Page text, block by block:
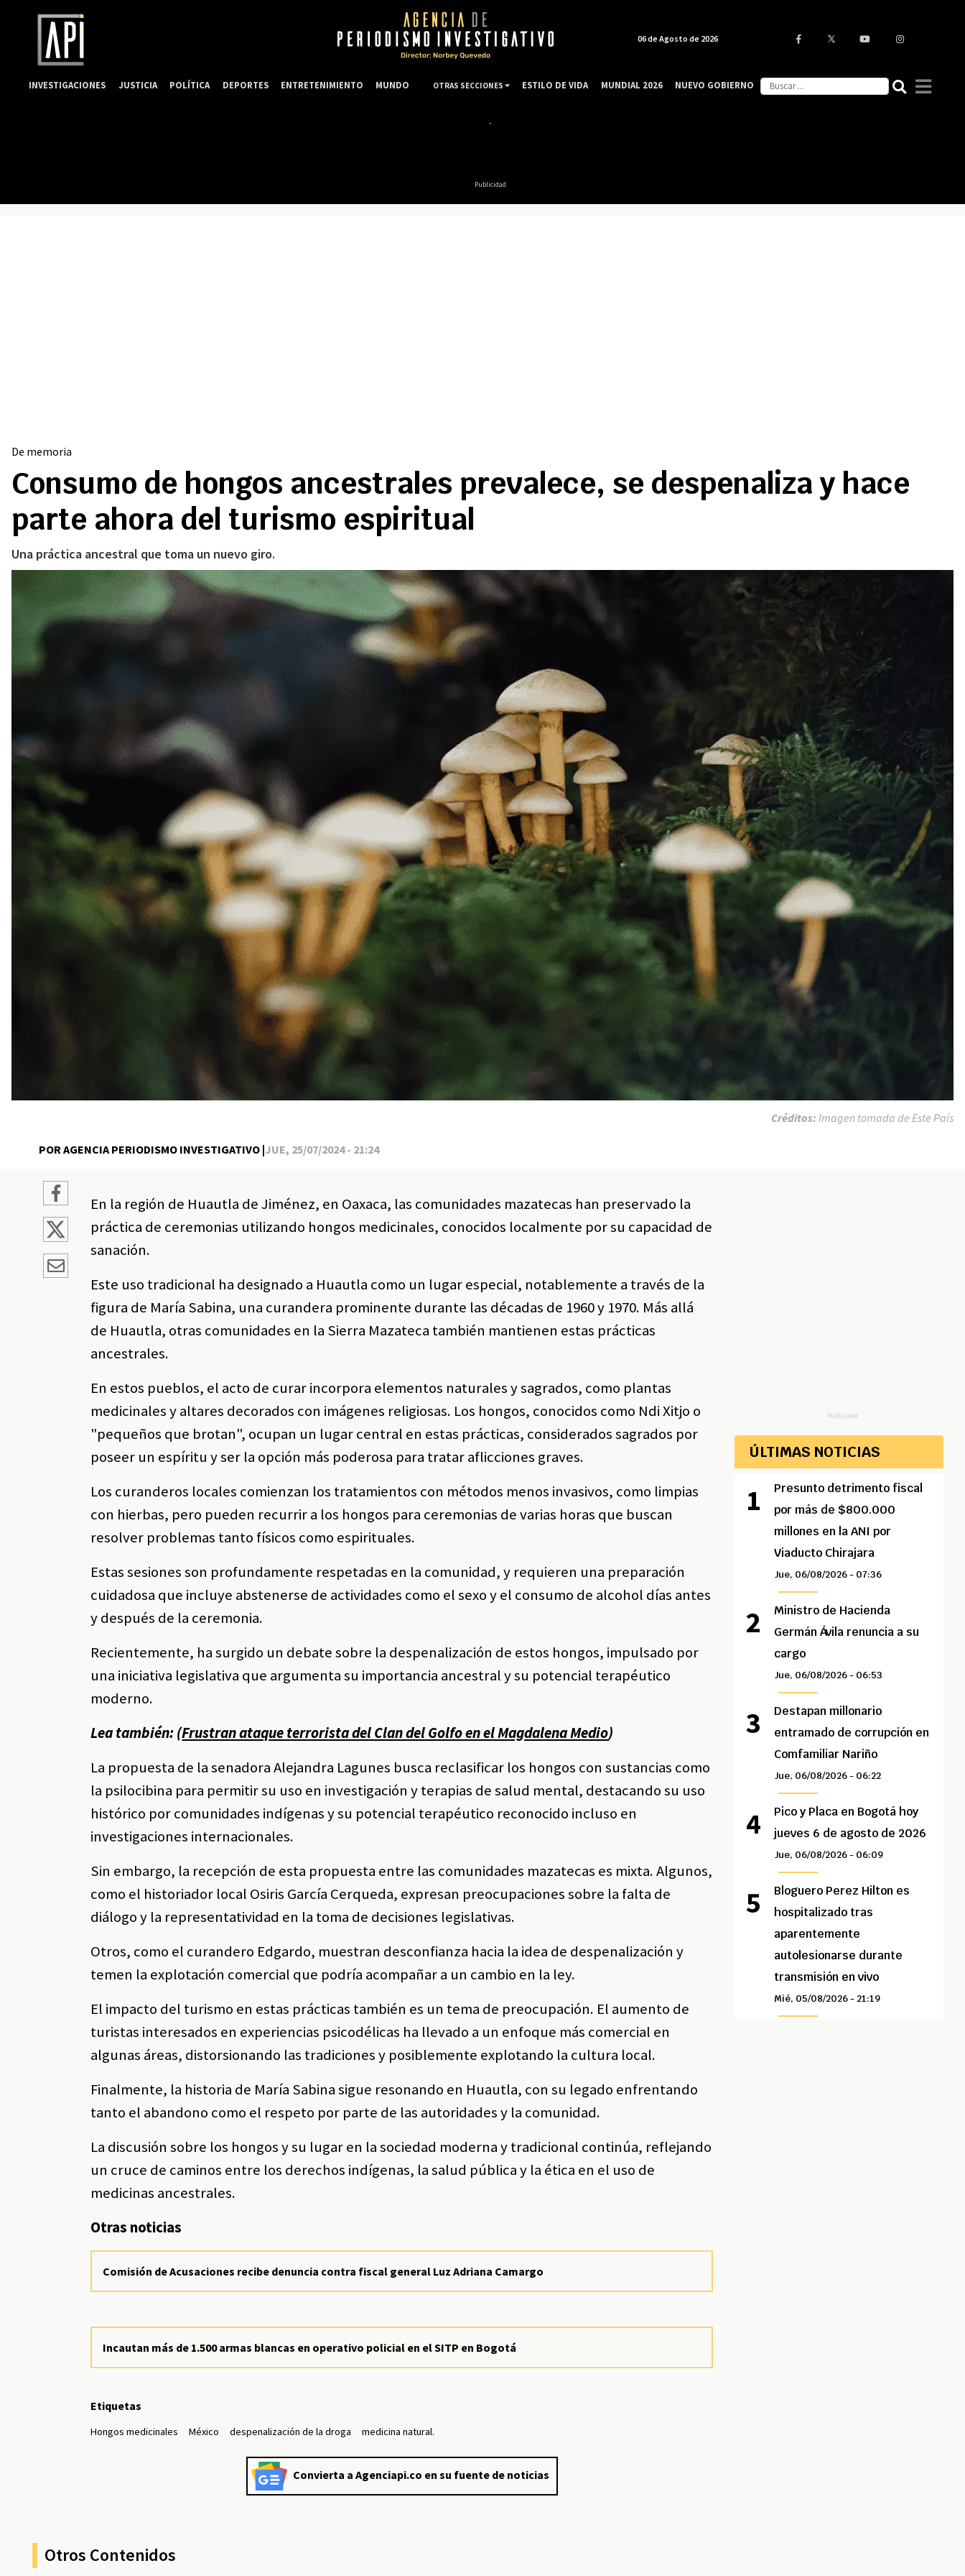
Publicidad
De memoria
Consumo de hongos ancestrales prevalece, se despenaliza y hace
parte ahora del turismo espiritual
Una práctica ancestral que toma un nuevo giro.
POR AGENCIA PERIODISMO INVESTIGATIVO |JUE, 25/07/2024 - 21:24
Créditos: Imagen tomada de Este País
En la región de Huautla de Jiménez, en Oaxaca, las comunidades mazatecas han preservado la
práctica de ceremonias utilizando hongos medicinales, conocidos localmente por su capacidad de
sanación.
Este uso tradicional ha designado a Huautla como un lugar especial, notablemente a través de la
figura de María Sabina, una curandera prominente durante las décadas de 1960 y 1970. Más allá
de Huautla, otras comunidades en la Sierra Mazateca también mantienen estas prácticas
ancestrales.
En estos pueblos, el acto de curar incorpora elementos naturales y sagrados, como plantas
medicinales y altares decorados con imágenes religiosas. Los hongos, conocidos como Ndi Xitjo o
"pequeños que brotan", ocupan un lugar central en estas prácticas, considerados sagrados por
poseer un espíritu y ser la opción más poderosa para tratar aflicciones graves.
Los curanderos locales comienzan los tratamientos con métodos menos invasivos, como limpias
con hierbas, pero pueden recurrir a los hongos para ceremonias de varias horas que buscan
resolver problemas tanto físicos como espirituales.
Estas sesiones son profundamente respetadas en la comunidad, y requieren una preparación
cuidadosa que incluye abstenerse de actividades como el sexo y el consumo de alcohol días antes
y después de la ceremonia.
Recientemente, ha surgido un debate sobre la despenalización de estos hongos, impulsado por
una iniciativa legislativa que argumenta su importancia ancestral y su potencial terapéutico
moderno.
Lea también: (Frustran ataque terrorista del Clan del Golfo en el Magdalena Medio)
La propuesta de la senadora Alejandra Lagunes busca reclasificar los hongos con sustancias como
la psilocibina para permitir su uso en investigación y terapias de salud mental, destacando su uso
histórico por comunidades indígenas y su potencial terapéutico reconocido incluso en
investigaciones internacionales.
Sin embargo, la recepción de esta propuesta entre las comunidades mazatecas es mixta. Algunos,
como el historiador local Osiris García Cerqueda, expresan preocupaciones sobre la falta de
diálogo y la representatividad en la toma de decisiones legislativas.
Otros, como el curandero Edgardo, muestran desconfianza hacia la idea de despenalización y
temen la explotación comercial que podría acompañar a un cambio en la ley.
El impacto del turismo en estas prácticas también es un tema de preocupación. El aumento de
turistas interesados en experiencias psicodélicas ha llevado a un enfoque más comercial en
algunas áreas, distorsionando las tradiciones y posiblemente explotando la cultura local.
Finalmente, la historia de María Sabina sigue resonando en Huautla, con su legado enfrentando
tanto el abandono como el respeto por parte de las autoridades y la comunidad.
La discusión sobre los hongos y su lugar en la sociedad moderna y tradicional continúa, reflejando
un cruce de caminos entre los derechos indígenas, la salud pública y la ética en el uso de
medicinas ancestrales.
Otras noticias
Comisión de Acusaciones recibe denuncia contra fiscal general Luz Adriana Camargo
Incautan más de 1.500 armas blancas en operativo policial en el SITP en Bogotá
Etiquetas
Hongos medicinales México despenalización de la droga medicina natural.
Convierta a Agenciapi.co en su fuente de noticias
Publicidad
ÚLTIMAS NOTICIAS
Presunto detrimento fiscal
por más de $800.000
millones en la ANI por
Viaducto Chirajara
Jue, 06/08/2026 - 07:36
Ministro de Hacienda
Germán Ávila renuncia a su
cargo
Jue, 06/08/2026 - 06:53
Destapan millonario
entramado de corrupción en
Comfamiliar Nariño
Jue, 06/08/2026 - 06:22
Pico y Placa en Bogotá hoy
jueves 6 de agosto de 2026
Jue, 06/08/2026 - 06:09
Bloguero Perez Hilton es
hospitalizado tras
aparentemente
autolesionarse durante
transmisión en vivo
Mié, 05/08/2026 - 21:19
Otros Contenidos
06 de Agosto de 2026
INVESTIGACIONES JUSTICIA POLÍTICA DEPORTES ENTRETENIMIENTO MUNDO OTRAS SECCIONES ESTILO DE VIDA MUNDIAL 2026 NUEVO GOBIERNO